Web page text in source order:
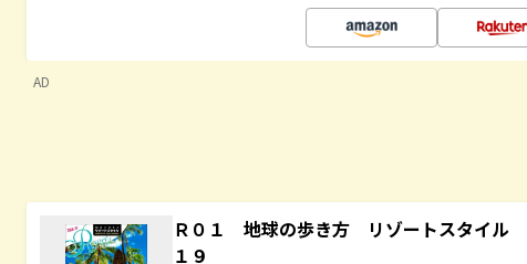
AD
Ｒ０１ 地球の歩き方 リゾートスタイル
１９